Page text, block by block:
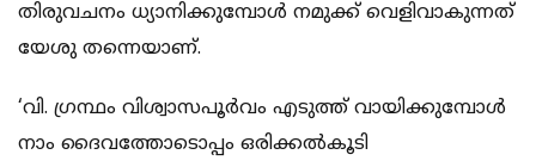
തിരുവചനം ധ്യാനിക്കുമ്പോള്‍ നമുക്ക് വെളിവാകുന്നത്
യേശു തന്നെയാണ്.
‘വി. ഗ്രന്ഥം വിശ്വാസപൂര്‍വം എടുത്ത് വായിക്കുമ്പോള്‍
നാം ദൈവത്തോടൊപ്പം ഒരിക്കല്‍കൂടി